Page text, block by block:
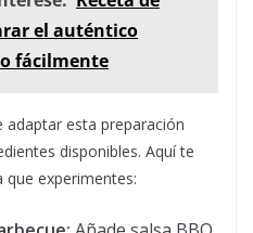
el auténtico
fácilmente
adaptar esta preparación
disponibles. Aquí te
que experimentes: